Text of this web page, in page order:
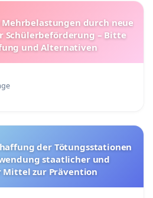
durch neue
Schülerbeförderung – Bitte
und Alternativen
staatlicher und
Mittel zur Prävention